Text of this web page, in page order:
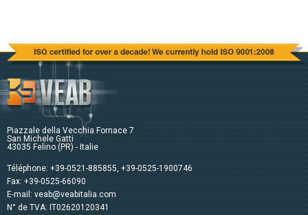
Piazzale della Vecchia Fornace 7
San Michele Gatti
43035 Felino (PR) - Italie
Téléphone: +39-0521-885855, +39-0525-1900746
Fax: +39-0525-66090
E-mail: veab@veabitalia.com
N° de TVA: IT02620120341